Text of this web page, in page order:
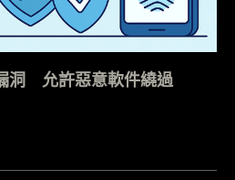
洞 允許惡意軟件繞過